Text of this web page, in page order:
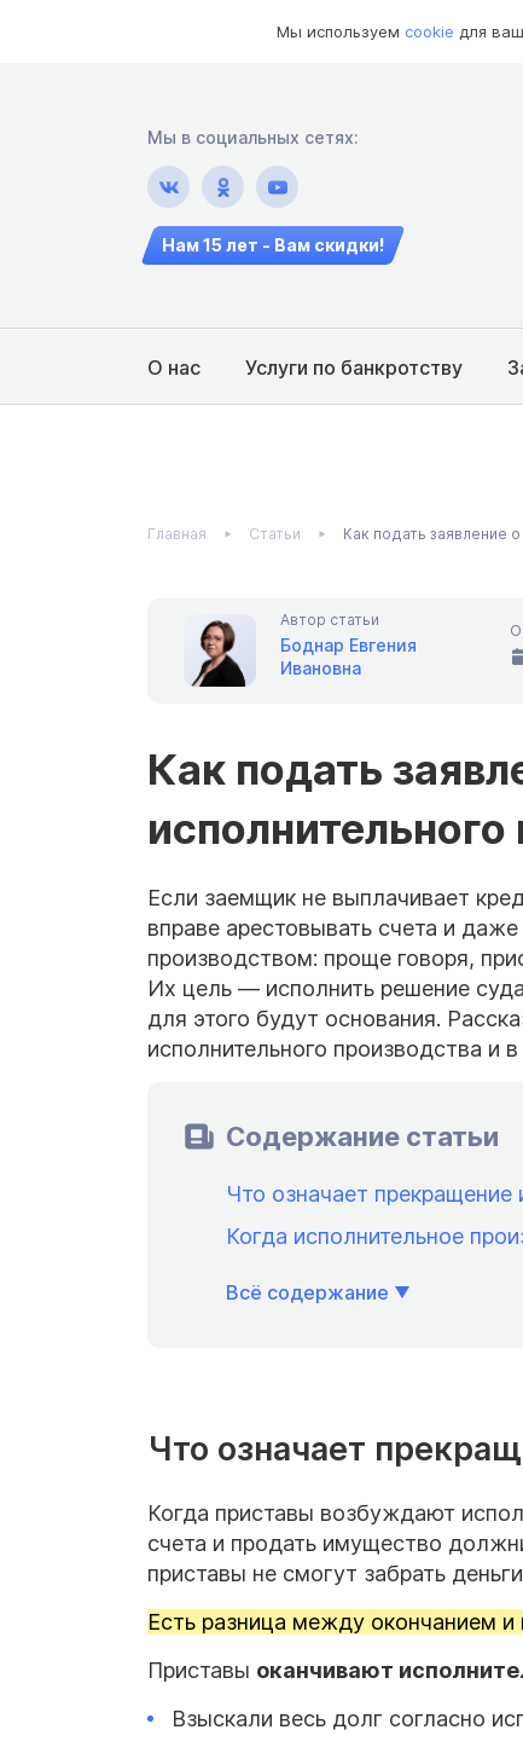
Мы используем cookie для
Мы в социальных сетях:
Нам 15 лет - Вам скидки!
О нас Услуги по банкротству
Главная Статьи Как подать заявление
Автор статьи
Боднар Евгения
Ивановна
Как подать
Если заемщик не выплачивает
вправе арестовывать счета и
производством: проще говоря,
Их цель — исполнить решение
для этого будут основания.
исполнительного производства и
Содержание статьи
Что означает прекращение
Когда исполнительное
Всё содержание
Что означает
Когда приставы возбуждают
счета и продать имущество
приставы не смогут забрать
Есть разница между окончанием и
Приставы оканчивают
Взыскали весь долг согласно